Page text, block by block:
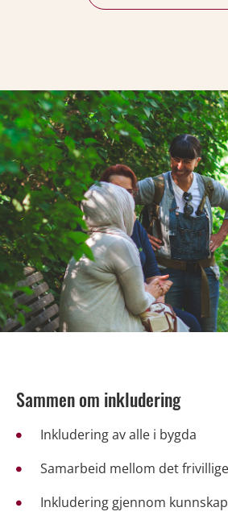
Sammen om inkludering
Inkludering av alle i bygda
Samarbeid mellom det
Inkludering gjennom kunnskap